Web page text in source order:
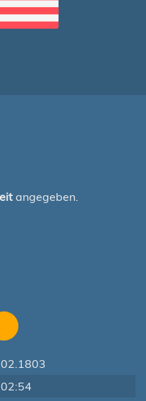
angegeben.